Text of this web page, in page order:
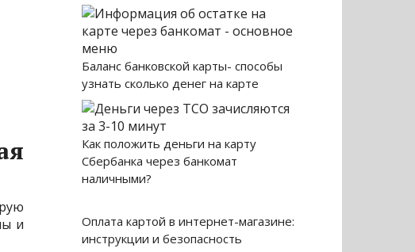
и
Баланс банковской карты- способы
узнать сколько денег на карте
Как положить деньги на карту
Сбербанка через банкомат
наличными?
Оплата картой в интернет-магазине:
инструкции и безопасность